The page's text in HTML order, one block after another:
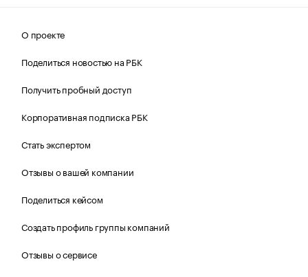
О проекте
Поделиться новостью на РБК
Получить пробный доступ
Корпоративная подписка РБК
Стать экспертом
Отзывы о вашей компании
Поделиться кейсом
Создать профиль группы компаний
Отзывы о сервисе